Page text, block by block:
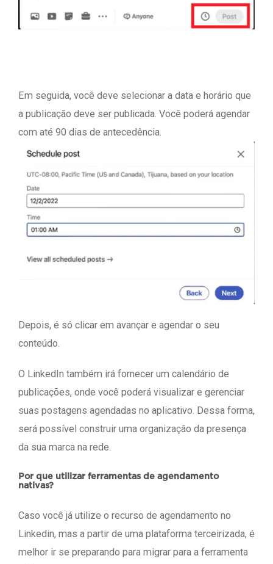
Em seguida, você deve selecionar a data e horário que
a publicação deve ser publicada. Você poderá agendar
com até 90 dias de antecedência.
Depois, é só clicar em avançar e agendar o seu
conteúdo.
O LinkedIn também irá fornecer um calendário de
publicações, onde você poderá visualizar e gerenciar
suas postagens agendadas no aplicativo. Dessa forma,
será possível construir uma organização da presença
da sua marca na rede.
Por que utilizar ferramentas de agendamento
nativas?
Caso você já utilize o recurso de agendamento no
Linkedin, mas a partir de uma plataforma terceirizada, é
melhor ir se preparando para migrar para a ferramenta